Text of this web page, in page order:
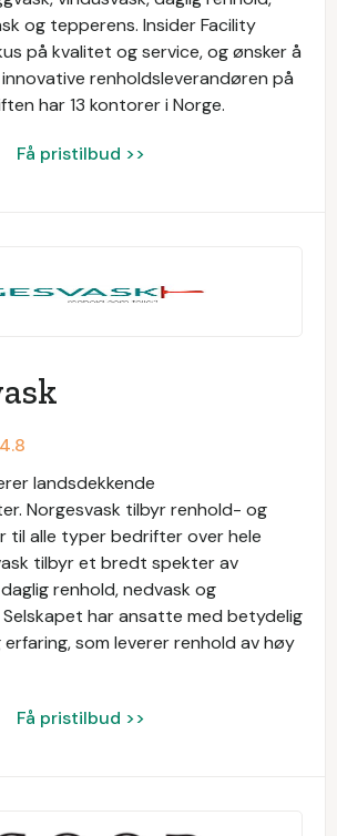
og tepperens. Insider Facility
på kvalitet og service, og ønsker å
renholdsleverandøren på
har 13 kontorer i Norge.
Få pristilbud >>
4.8
landsdekkende
Norgesvask tilbyr renhold- og
til alle typer bedrifter over hele
tilbyr et bredt spekter av
renhold, nedvask og
Selskapet har ansatte med betydelig
som leverer renhold av høy
Få pristilbud >>